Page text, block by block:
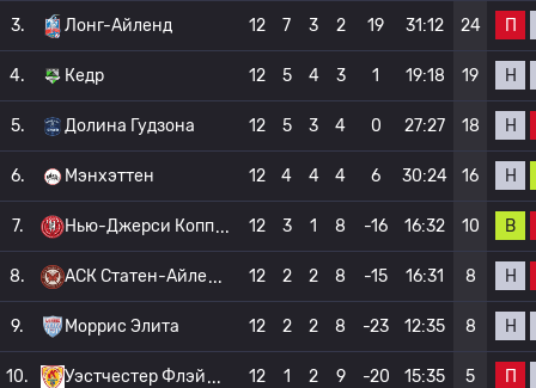
3. Лонг-Айленд 12 7 3 2 19 31:12 24 П
4. Кедр 12 5 4 3 1 19:18 19 Н
5. Долина Гудзона 12 5 3 4 0 27:27 18 Н
6. Мэнхэттен 12 4 4 4 6 30:24 16 Н
7. Нью-Джерси Копп 12 3 1 8 -16 16:32 10 В
8. АСК Статен-Айле 12 2 2 8 -15 16:31 8 Н
9. Моррис Элита 12 2 2 8 -23 12:35 8 Н
10. Уэстчестер Флэй 12 1 2 9 -20 15:35 5 П